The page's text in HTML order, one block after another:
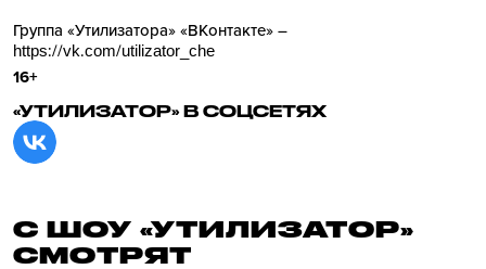
Группа «Утилизатора» «ВКонтакте» –
https://vk.com/utilizator_che
16+
«УТИЛИЗАТОР» В СОЦСЕТЯХ
С ШОУ «УТИЛИЗАТОР»
СМОТРЯТ